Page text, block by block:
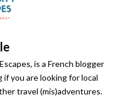
is a French blogger
you are looking for local
travel (mis)adventures.